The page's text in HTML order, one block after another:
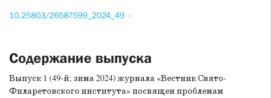
10.25803/26587599_2024_49
Содержание выпуска
Выпуск 1 (49-й; зима 2024) журнала «Вестник Свято-
Филаретовского института» посвящен проблемам